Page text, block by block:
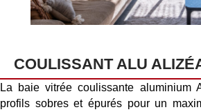
COULISSANT ALU
La baie vitrée coulissante aluminium
profils sobres et épurés pour un